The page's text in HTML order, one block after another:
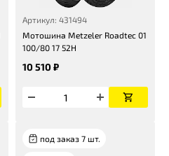
Артикул: 431494
Мотошина Metzeler Roadtec 01
100/80 17 52H
10 510 ₽
под заказ 7 шт.